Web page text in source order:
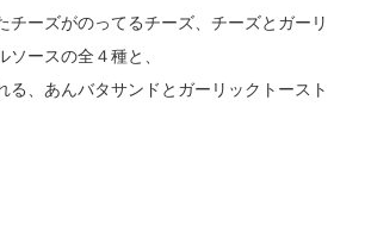
て 利用規約 プライバシーポリシー
チーズがのってるチーズ、チーズとガーリ
ソースの全４種と、
る、あんバタサンドとガーリックトースト